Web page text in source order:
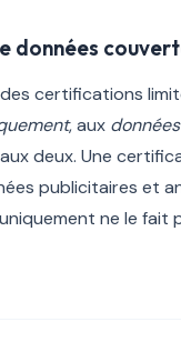
données
certifications
, aux
deux. Une
publicitaires et
ne le fait